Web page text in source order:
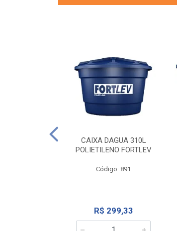
CAIXA DAGUA 310L
POLIETILENO FORTLEV
Código: 891
R$ 299,33